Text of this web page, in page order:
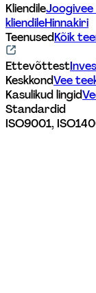
Kliendile
kliendileHinnakiri
TeenusedKõik
Ettevõttest
KeskkondVee
Kasulikud lingid
Standardid
ISO9001,